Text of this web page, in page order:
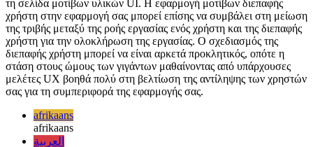
Αυτή ήταν μια γρήγορη ματιά σε ορισμένα μοτίβα διεπαφής χρήστη
που έχω διαλέξει από το Carbon Design της IBM, καθώς και από
τη σελίδα μοτίβων υλικών UI. Η εφαρμογή μοτίβων διεπαφής
χρήστη στην εφαρμογή σας μπορεί επίσης να συμβάλει στη μείωση
της τριβής μεταξύ της ροής εργασίας ενός χρήστη και της διεπαφής
χρήστη για την ολοκλήρωση της εργασίας. Ο σχεδιασμός της
διεπαφής χρήστη μπορεί να είναι αρκετά προκλητικός, οπότε η
μελέτες UX βοηθά πολύ στη βελτίωση της αντίληψης των χρηστών
σας για τη συμπεριφορά της εφαρμογής σας.